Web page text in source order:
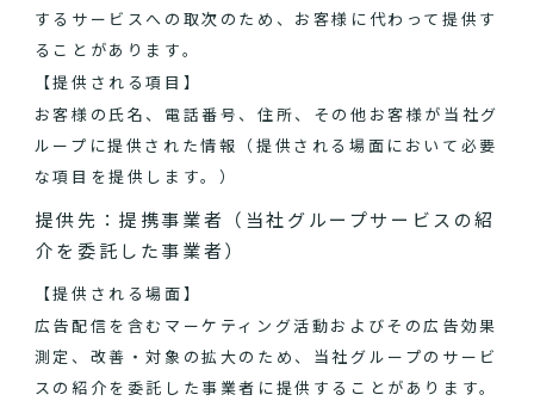
するサービスへの取次のため、お客様に代わって提供す
ることがあります。
【提供される項目】
お客様の氏名、電話番号、住所、その他お客様が当社グ
ループに提供された情報（提供される場面において必要
な項目を提供します。）
提供先：提携事業者（当社グループサービスの紹
介を委託した事業者）
【提供される場面】
広告配信を含むマーケティング活動およびその広告効果
測定、改善・対象の拡大のため、当社グループのサービ
スの紹介を委託した事業者に提供することがあります。